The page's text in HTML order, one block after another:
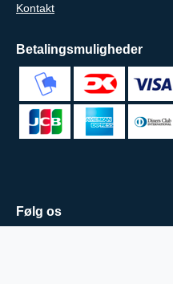
Kontakt
Betalingsmuligheder
Følg os